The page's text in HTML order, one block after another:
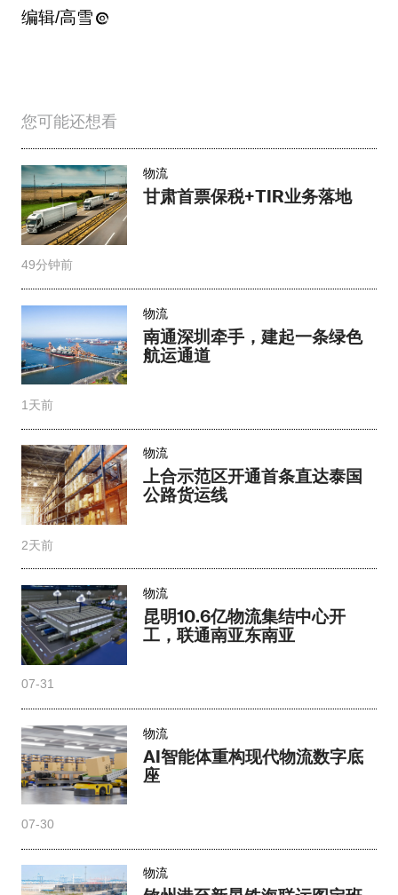
编辑/高雪
您可能还想看
物流
甘肃首票保税+TIR业务落地
49分钟前
物流
南通深圳牵手，建起一条绿色
航运通道
1天前
物流
上合示范区开通首条直达泰国
公路货运线
2天前
物流
昆明10.6亿物流集结中心开
工，联通南亚东南亚
07-31
物流
AI智能体重构现代物流数字底
座
07-30
物流